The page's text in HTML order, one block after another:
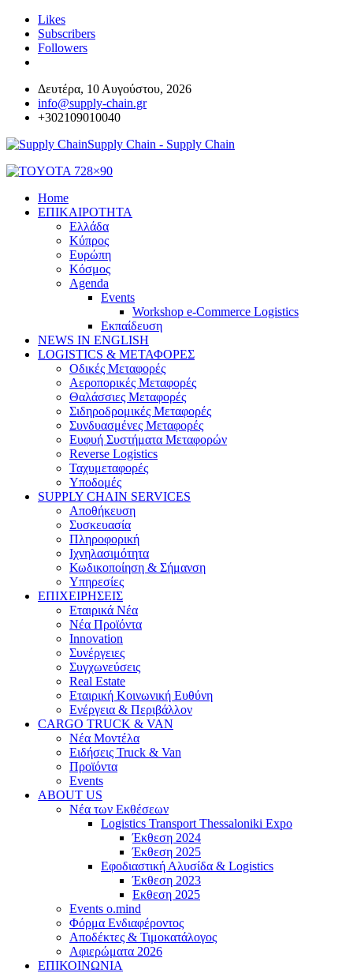
Likes
Subscribers
Followers
Δευτέρα, 10 Αυγούστου, 2026
info@supply-chain.gr
+302109010040
Supply Chain - Supply Chain
Home
ΕΠΙΚΑΙΡΟΤΗΤΑ
Ελλάδα
Κύπρος
Ευρώπη
Κόσμος
Agenda
Events
Workshop e-Commerce Logistics
Εκπαίδευση
NEWS IN ENGLISH
LOGISTICS & ΜΕΤΑΦΟΡΕΣ
Οδικές Μεταφορές
Αεροπορικές Μεταφορές
Θαλάσσιες Μεταφορές
Σιδηροδρομικές Μεταφορές
Συνδυασμένες Μεταφορές
Ευφυή Συστήματα Μεταφορών
Reverse Logistics
Ταχυμεταφορές
Υποδομές
SUPPLY CHAIN SERVICES
Αποθήκευση
Συσκευασία
Πληροφορική
Ιχνηλασιμότητα
Κωδικοποίηση & Σήμανση
Υπηρεσίες
ΕΠΙΧΕΙΡΗΣΕΙΣ
Εταιρικά Νέα
Νέα Προϊόντα
Innovation
Συνέργειες
Συγχωνεύσεις
Real Estate
Εταιρική Κοινωνική Ευθύνη
Ενέργεια & Περιβάλλον
CARGO TRUCK & VAN
Νέα Μοντέλα
Ειδήσεις Truck & Van
Προϊόντα
Events
ABOUT US
Νέα των Εκθέσεων
Logistics Transport Thessaloniki Expo
Έκθεση 2024
Έκθεση 2025
Εφοδιαστική Αλυσίδα & Logistics
Έκθεση 2023
Εκθεση 2025
Events o.mind
Φόρμα Ενδιαφέροντος
Αποδέκτες & Τιμοκατάλογος
Αφιερώματα 2026
ΕΠΙΚΟΙΝΩΝΙΑ